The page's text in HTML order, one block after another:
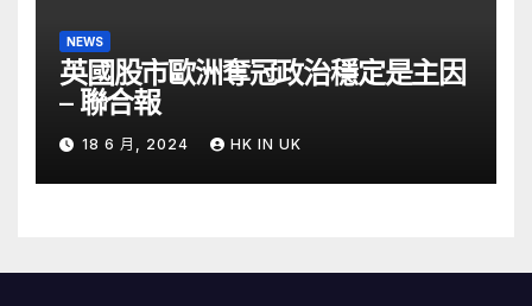
NEWS
英國股市歐洲奪冠政治穩定是主因
– 聯合報
18 6 月, 2024 HK IN UK